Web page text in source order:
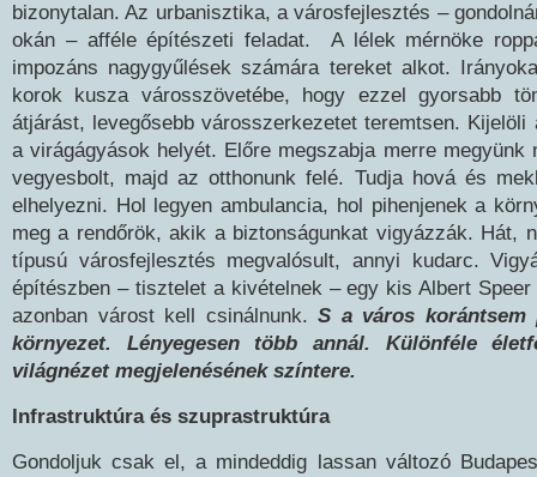
bizonytalan. Az urbanisztika, a városfejlesztés –
okán – afféle építészeti feladat. A lélek mérnöke
impozáns nagygyűlések számára tereket alkot.
korok kusza városszövetébe, hogy ezzel gyorsabb
átjárást, levegősebb városszerkezetet teremtsen.
a virágágyások helyét. Előre megszabja merre megyünk
vegyesbolt, majd az otthonunk felé. Tudja hová és
elhelyezni. Hol legyen ambulancia, hol pihenjenek a
meg a rendőrök, akik a biztonságunkat vigyázzák. Hát,
típusú városfejlesztés megvalósult, annyi kudarc.
építészben – tisztelet a kivételnek – egy kis Albert
azonban várost kell csinálnunk.S a város korántsem
környezet. Lényegesen több annál. Különféle
világnézet megjelenésének színtere.
Infrastruktúra és szuprastruktúra
Gondoljuk csak el, a mindeddig lassan változó